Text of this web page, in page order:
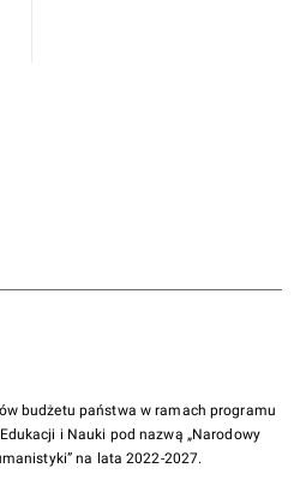
budżetu państwa w ramach programu
i Nauki pod nazwą „Narodowy
na lata 2022-2027.